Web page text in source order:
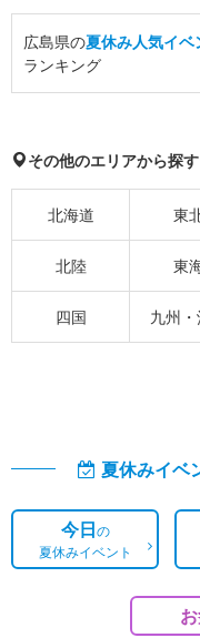
広島県の夏休み人気イベ
ランキング
その他のエリアから探す
北海道 東
北陸 東
四国 九州
夏休みイベ
今日の
夏休みイベント